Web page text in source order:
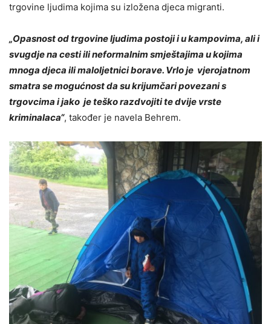
trgovine ljudima kojima su izložena djeca migranti.
„Opasnost od trgovine ljudima postoji i u kampovima, ali i
svugdje na cesti ili neformalnim smještajima u kojima
mnoga djeca ili maloljetnici borave. Vrlo je vjerojatnom
smatra se mogućnost da su krijumčari povezani s
trgovcima i jako je teško razdvojiti te dvije vrste
kriminalaca“, također je navela Behrem.